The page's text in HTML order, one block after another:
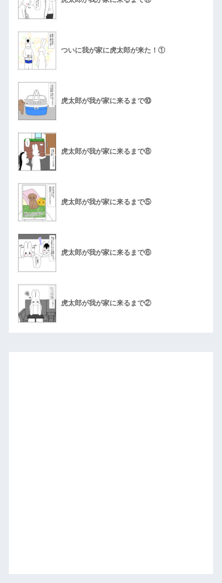
ついに我が家に虎太郎が来た！①
虎太郎が我が家に来るまで⑩
虎太郎が我が家に来るまで⑧
虎太郎が我が家に来るまで⑤
虎太郎が我が家に来るまで⑥
虎太郎が我が家に来るまで②